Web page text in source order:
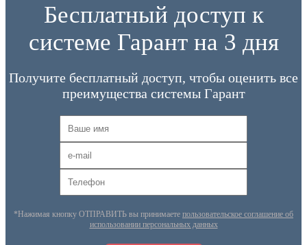
Бесплатный доступ к
системе Гарант на 3 дня
Получите бесплатный доступ, чтобы оценить все
преимущества системы Гарант
*Нажимая кнопку ОТПРАВИТЬ вы принимаете пользовательское соглашение об
использовании персональных данных